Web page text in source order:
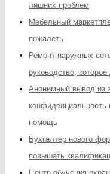
лишних проблем
Мебельный
пожалеть
Ремонт наружных
руководство,
Анонимный вывод из
помощь
Бухгалтер нового
повышать